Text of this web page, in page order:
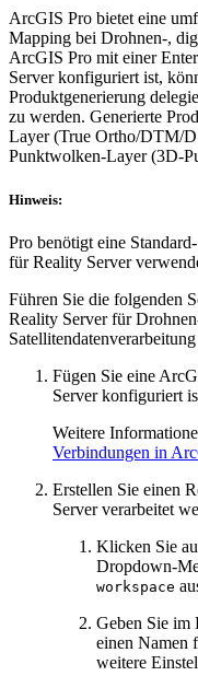
ArcGIS Pro bietet eine
Mapping bei Drohnen-,
ArcGIS Pro mit einer
Server konfiguriert ist,
Produktgenerierung
zu werden. Generierte
Layer (True Ortho/DTM/
Punktwolken-Layer (3D-
Hinweis:
Pro benötigt eine
für Reality Server
Führen Sie die folgenden
Reality Server für
Fügen Sie eine
Server konfiguriert
Weitere
Verbindungen in
Erstellen Sie einen
Server verarbeitet
Klicken Sie
Dropdown-
workspace
Geben Sie im
einen Namen
weitere